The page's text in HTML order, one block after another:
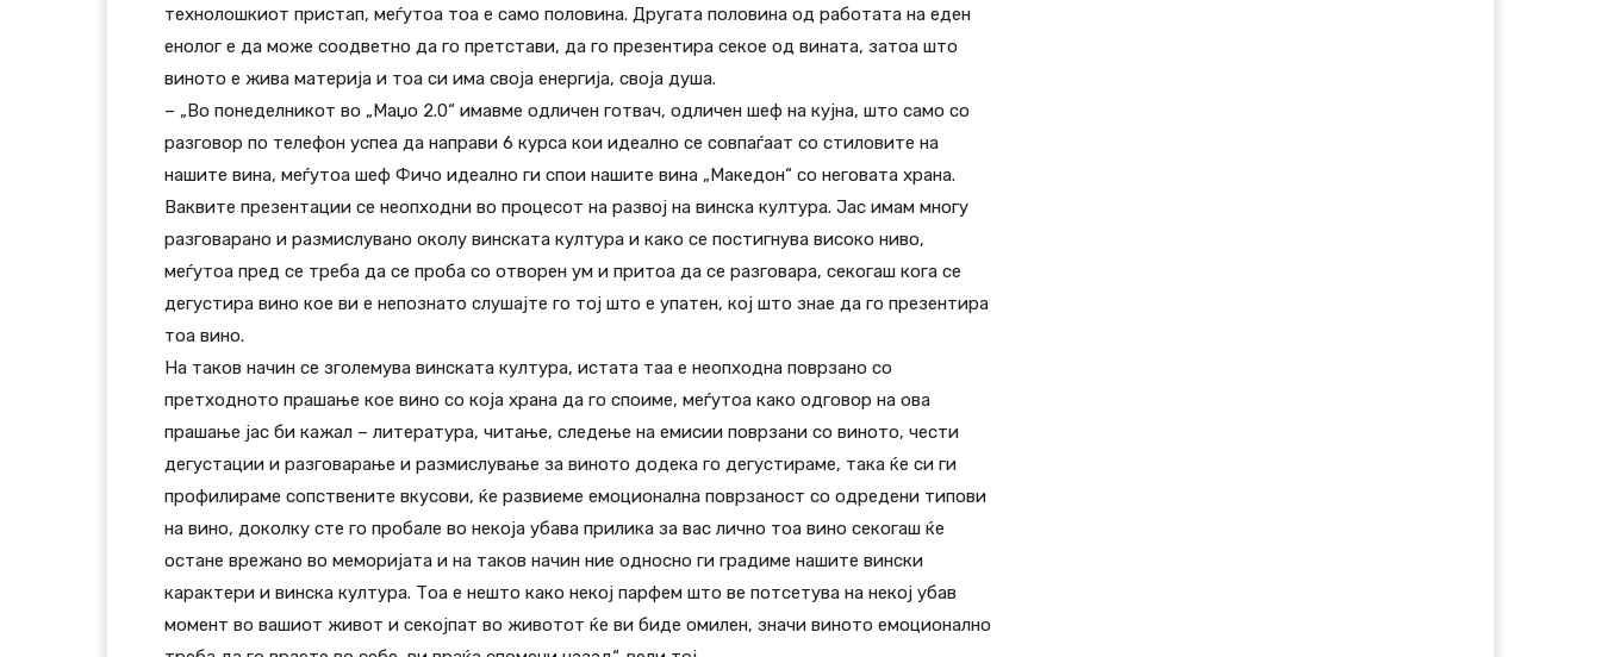
технолошкиот пристап, меѓутоа тоа е само половина. Другата половина од работата на еден
енолог е да може соодветно да го претстави, да го презентира секое од вината, затоа што
виното е жива материја и тоа си има своја енергија, своја душа.
– „Во понеделникот во „Маџо 2.0“ имавме одличен готвач, одличен шеф на кујна, што само со
разговор по телефон успеа да направи 6 курса кои идеално се совпаѓаат со стиловите на
нашите вина, меѓутоа шеф Фичо идеално ги спои нашите вина „Македон“ со неговата храна.
Ваквите презентации се неопходни во процесот на развој на винска култура. Јас имам многу
разговарано и размислувано околу винската култура и како се постигнува високо ниво,
меѓутоа пред се треба да се проба со отворен ум и притоа да се разговара, секогаш кога се
дегустира вино кое ви е непознато слушајте го тој што е упатен, кој што знае да го презентира
тоа вино.
На таков начин се зголемува винската култура, истата таа е неопходна поврзано со
претходното прашање кое вино со која храна да го споиме, меѓутоа како одговор на ова
прашање јас би кажал – литература, читање, следење на емисии поврзани со виното, чести
дегустации и разговарање и размислување за виното додека го дегустираме, така ќе си ги
профилираме сопствените вкусови, ќе развиеме емоционална поврзаност со одредени типови
на вино, доколку сте го пробале во некоја убава прилика за вас лично тоа вино секогаш ќе
остане врежано во меморијата и на таков начин ние односно ги градиме нашите вински
карактери и винска култура. Тоа е нешто како некој парфем што ве потсетува на некој убав
момент во вашиот живот и секојпат во животот ќе ви биде омилен, значи виното емоционално